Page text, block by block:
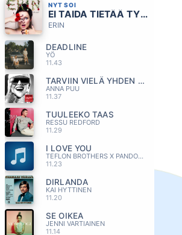
NYT SOI
EI TAIDA TIETÄÄ TYTTÖ
ERIN
DEADLINE
YÖ
11.43
TARVIIN VIELÄ YHDEN YÖN AIKAA
ANNA PUU
11.37
TUULEEKO TAAS
RESSU REDFORD
11.29
I LOVE YOU
TEFLON BROTHERS X PANDORA
11.23
DIRLANDA
KAI HYTTINEN
11.20
SE OIKEA
JENNI VARTIAINEN
11.14